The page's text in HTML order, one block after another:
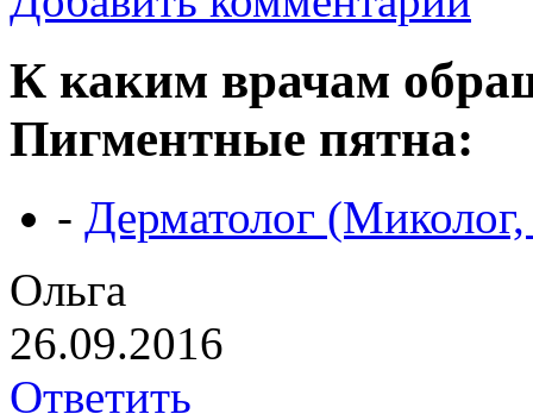
К каким врачам
Пигментные пятна:
- Дерматолог
Ольга
26.09.2016
Ответить